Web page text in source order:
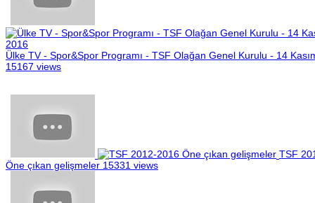
Ülke TV - Spor&Spor Programı - TSF Olağan Genel Kurulu - 14
15167 views
TSF
Öne çıkan gelişmeler 15331 views